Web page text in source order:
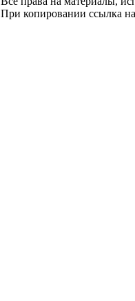
При копировании ссылка на